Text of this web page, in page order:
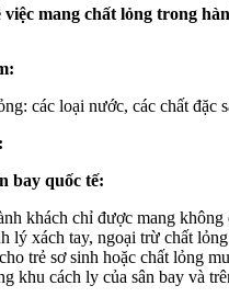
mang chất lỏng trong
loại nước, các chất đặc
bay quốc tế:
chỉ được mang không
lý xách tay, ngoại trừ chất
trẻ sơ sinh hoặc chất lỏng
khu cách ly của sân bay và